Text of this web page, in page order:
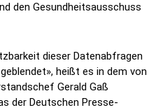
den Gesundheitsausschuss
dieser Datenabfragen
heißt es in dem von
Gerald Gaß
der Deutschen Presse-